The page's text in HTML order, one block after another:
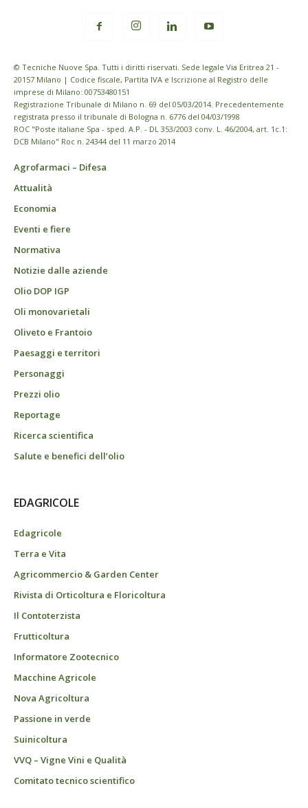
© Tecniche Nuove Spa. Tutti i diritti riservati. Sede legale Via Eritrea 21 -
20157 Milano | Codice fiscale, Partita IVA e Iscrizione al Registro delle
imprese di Milano: 00753480151
Registrazione Tribunale di Milano n. 69 del 05/03/2014. Precedentemente
registrata presso il tribunale di Bologna n. 6776 del 04/03/1998
ROC "Poste italiane Spa - sped. A.P. - DL 353/2003 conv. L. 46/2004, art. 1c.1:
DCB Milano" Roc n. 24344 del 11 marzo 2014
Agrofarmaci – Difesa
Attualità
Economia
Eventi e fiere
Normativa
Notizie dalle aziende
Olio DOP IGP
Oli monovarietali
Oliveto e Frantoio
Paesaggi e territori
Personaggi
Prezzi olio
Reportage
Ricerca scientifica
Salute e benefici dell’olio
EDAGRICOLE
Edagricole
Terra e Vita
Agricommercio & Garden Center
Rivista di Orticoltura e Floricoltura
Il Contoterzista
Frutticoltura
Informatore Zootecnico
Macchine Agricole
Nova Agricoltura
Passione in verde
Suinicoltura
VVQ – Vigne Vini e Qualità
Comitato tecnico scientifico